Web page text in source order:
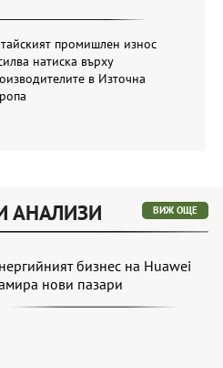
промишлен износ
натиска върху
в Източна
АНАЛИЗИ ВИЖ ОЩЕ
бизнес на Huawei
нови пазари